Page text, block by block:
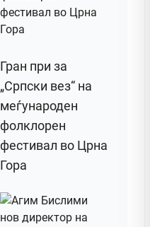
Гран при за
„Српски вез“ на
меѓународен
фолклорен
фестивал во Црна
Гора